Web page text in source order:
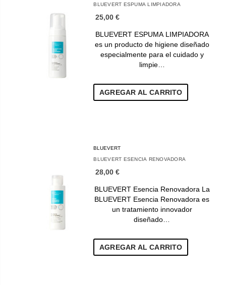
BLUEVERT ESPUMA LIMPIADORA
25,00 €
BLUEVERT ESPUMA LIMPIADORA
es un producto de higiene diseñado
especialmente para el cuidado y
limpie…
AGREGAR AL CARRITO
BLUEVERT
BLUEVERT ESENCIA RENOVADORA
28,00 €
BLUEVERT Esencia Renovadora La
BLUEVERT Esencia Renovadora es
un tratamiento innovador
diseñado…
AGREGAR AL CARRITO